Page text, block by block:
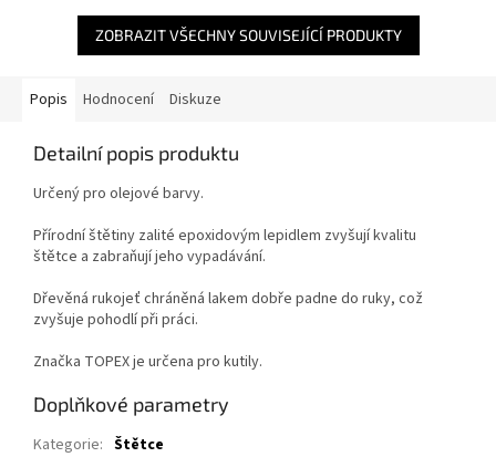
ZOBRAZIT VŠECHNY SOUVISEJÍCÍ PRODUKTY
Popis Hodnocení Diskuze
Detailní popis produktu
Určený pro olejové barvy.
Přírodní štětiny zalité epoxidovým lepidlem zvyšují kvalitu
štětce a zabraňují jeho vypadávání.
Dřevěná rukojeť chráněná lakem dobře padne do ruky, což
zvyšuje pohodlí při práci.
Značka TOPEX je určena pro kutily.
Doplňkové parametry
Kategorie: Štětce